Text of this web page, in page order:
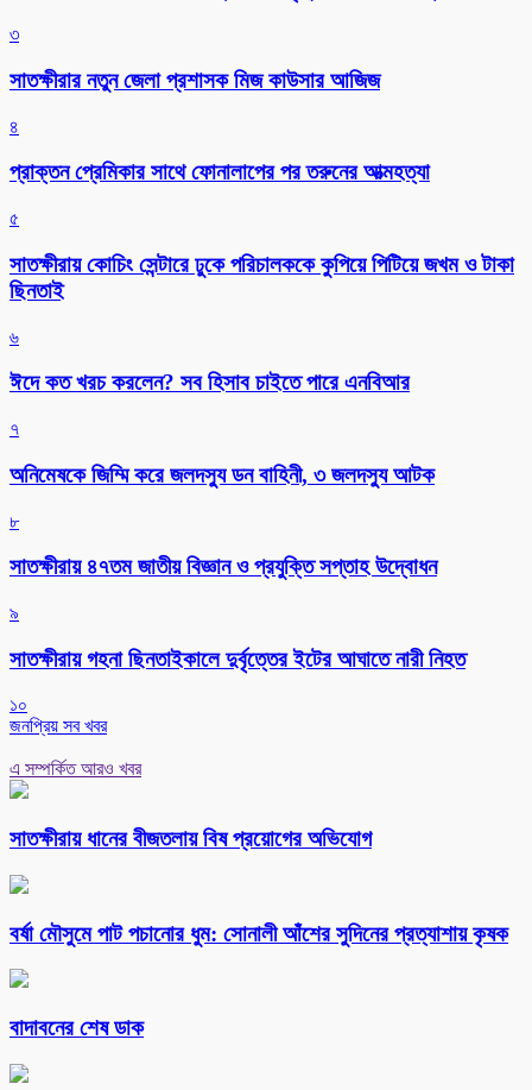
৩
সাতক্ষীরার নতুন জেলা প্রশাসক মিজ কাউসার আজিজ
৪
প্রাক্তন প্রেমিকার সাথে ফোনালাপের পর তরুনের আত্মহত্যা
৫
সাতক্ষীরায় কোচিং সেন্টারে ঢুকে পরিচালককে কুপিয়ে পিটিয়ে জখম ও টাকা
ছিনতাই
৬
ঈদে কত খরচ করলেন? সব হিসাব চাইতে পারে এনবিআর
৭
অনিমেষকে জিম্মি করে জলদস্যু ডন বাহিনী, ৩ জলদস্যু আটক
৮
সাতক্ষীরায় ৪৭তম জাতীয় বিজ্ঞান ও প্রযুক্তি সপ্তাহ উদ্বোধন
৯
সাতক্ষীরায় গহনা ছিনতাইকালে দুর্বৃত্তের ইটের আঘাতে নারী নিহত
১০
জনপ্রিয় সব খবর
এ সম্পর্কিত আরও খবর
সাতক্ষীরায় ধানের বীজতলায় বিষ প্রয়োগের অভিযোগ
বর্ষা মৌসুমে পাট পচানোর ধুম: সোনালী আঁশের সুদিনের প্রত্যাশায় কৃষক
বাদাবনের শেষ ডাক